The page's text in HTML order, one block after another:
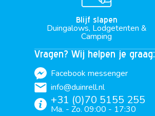
Blijf slapen
Duingalows, Lodgetenten &
Camping
Vragen? Wij helpen je graag:
Facebook messenger
info@duinrell.nl
+31 (0)70 5155 255
Ma. - Zo. 09:00 - 17:30